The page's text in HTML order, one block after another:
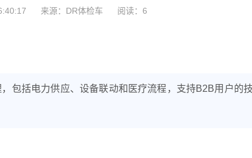
来源：DR体检车 阅读：6
包括电力供应、设备联动和医疗流程，支持B2B用户的技